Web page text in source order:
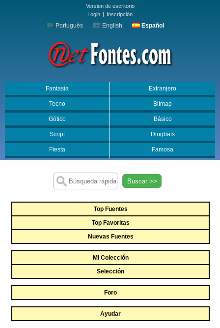
Version de escritorio
Login | Inscripción
Português English Español
Fantasía Extranjero
Tecno Bitmap
Gótico Básico
Script Dingbats
Fiesta Famosa
Buscar >>
Top Fuentes
Top Favoritas
Nuevas Fuentes
Mi Colección
Selección
Foro
Ayudar